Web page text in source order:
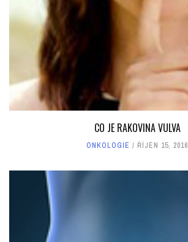
CO JE RAKOVINA VULVA
ONKOLOGIE ŘÍJEN 15, 2016